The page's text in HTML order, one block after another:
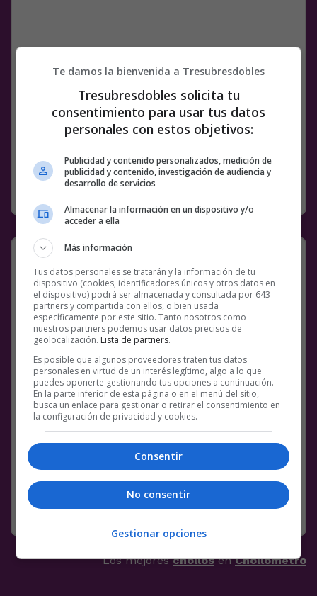
Facebook
Twitter
WhatsApp
Gmail
Meneame
Copy
Link
13 JUNIO, 2026
Los mejoreschollosenChollometro
Te damos la bienvenida a Tresubresdobles
Tresubresdobles solicita tu
consentimiento para usar tus datos
personales con estos objetivos:
Publicidad y contenido personalizados, medición de
publicidad y contenido, investigación de audiencia y
desarrollo de servicios
Almacenar la información en un dispositivo y/o
acceder a ella
Más información
Tus datos personales se tratarán y la información de tu
dispositivo (cookies, identificadores únicos y otros datos en
el dispositivo) podrá ser almacenada y consultada por 643
partners y compartida con ellos, o bien usada
específicamente por este sitio. Tanto nosotros como
nuestros partners podemos usar datos precisos de
geolocalización. Lista de partners.
Es posible que algunos proveedores traten tus datos
personales en virtud de un interés legítimo, algo a lo que
puedes oponerte gestionando tus opciones a continuación.
En la parte inferior de esta página o en el menú del sitio,
busca un enlace para gestionar o retirar el consentimiento en
la configuración de privacidad y cookies.
Consentir
No consentir
Gestionar opciones